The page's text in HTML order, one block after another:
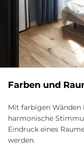
Far­ben und
Mit farbigen Wänden
harmonische
Eindruck eines
werden.